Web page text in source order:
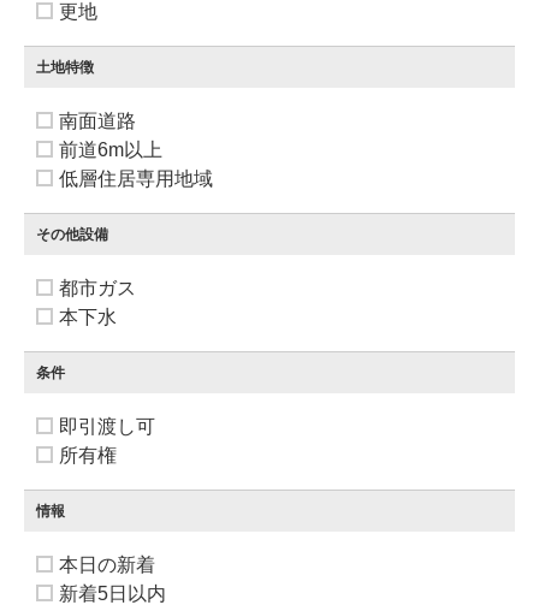
更地
土地特徴
南面道路
前道6m以上
低層住居専用地域
その他設備
都市ガス
本下水
条件
即引渡し可
所有権
情報
本日の新着
新着5日以内